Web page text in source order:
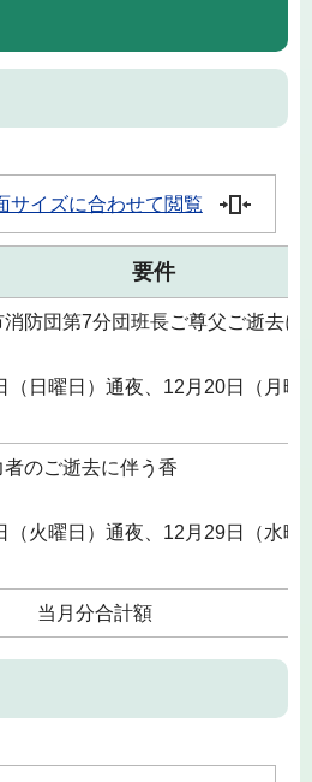
サイズに合わせて閲覧
要件
消防団第7分団班長ご尊父ご逝去に
（日曜日）通夜、12月20日（月曜
のご逝去に伴う香
（火曜日）通夜、12月29日（水曜
当月分合計額